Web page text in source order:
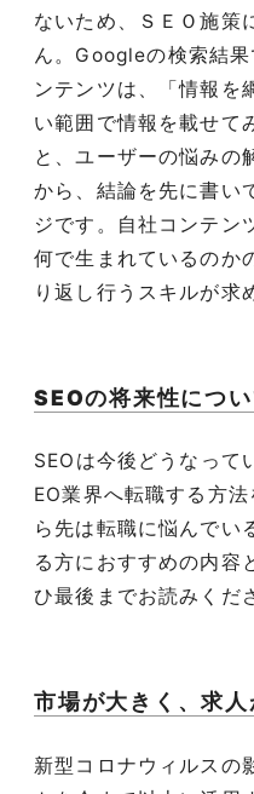
ないため、ＳＥＯ施策
ん。 Googleの検索結
ンテンツは、「情報を
い範囲で情報を載せて
と、ユーザーの悩みの
から、結論を先に書い
ジです。自社コンテン
何で生まれているのか
り返し行うスキルが求
SEOの将来性につ
SEO は今後どうなって
EO業界へ転職する方
ら先は転職に悩んでい
る方におすすめの内容
ひ最後までお読みくだ
市場が大きく、求人
新型コロナウィルスの